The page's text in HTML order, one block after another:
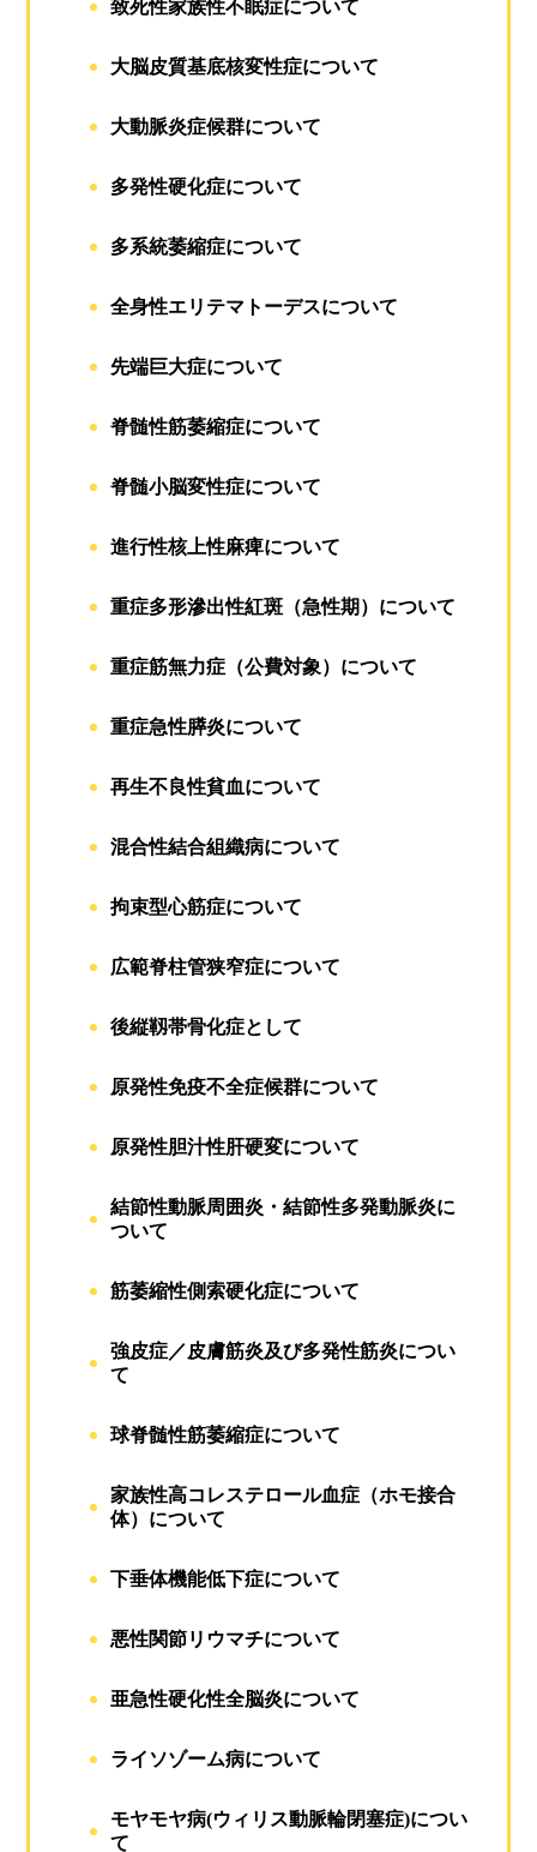
致死性家族性不眠症について
大脳皮質基底核変性症について
大動脈炎症候群について
多発性硬化症について
多系統萎縮症について
全身性エリテマトーデスについて
先端巨大症について
脊髄性筋萎縮症について
脊髄小脳変性症について
進行性核上性麻痺について
重症多形滲出性紅斑（急性期）について
重症筋無力症（公費対象）について
重症急性膵炎について
再生不良性貧血について
混合性結合組織病について
拘束型心筋症について
広範脊柱管狭窄症について
後縦靱帯骨化症として
原発性免疫不全症候群について
原発性胆汁性肝硬変について
結節性動脈周囲炎・結節性多発動脈炎に
ついて
筋萎縮性側索硬化症について
強皮症／皮膚筋炎及び多発性筋炎につい
て
球脊髄性筋萎縮症について
家族性高コレステロール血症（ホモ接合
体）について
下垂体機能低下症について
悪性関節リウマチについて
亜急性硬化性全脳炎について
ライソゾーム病について
モヤモヤ病(ウィリス動脈輪閉塞症)につい
て